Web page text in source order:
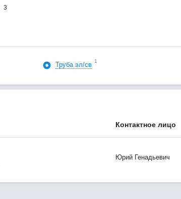
3
Труба эл/св
1
Контактное лицо
Юрий Генадьевич